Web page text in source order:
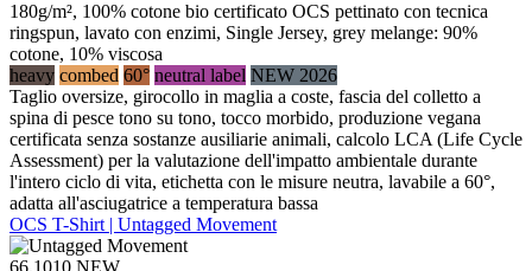
180g/m², 100% cotone bio certificato OCS pettinato con tecnica
ringspun, lavato con enzimi, Single Jersey, grey melange: 90%
cotone, 10% viscosa
heavy combed 60° neutral label NEW 2026
Taglio oversize, girocollo in maglia a coste, fascia del colletto a
spina di pesce tono su tono, tocco morbido, produzione vegana
certificata senza sostanze ausiliarie animali, calcolo LCA (Life Cycle
Assessment) per la valutazione dell'impatto ambientale durante
l'intero ciclo di vita, etichetta con le misure neutra, lavabile a 60°,
adatta all'asciugatrice a temperatura bassa
OCS T-Shirt | Untagged Movement
66.1010 NEW